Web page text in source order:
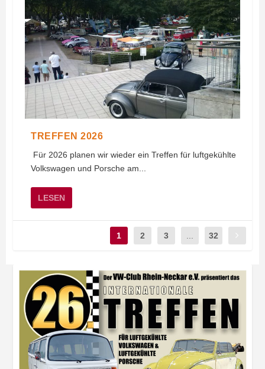
TREFFEN 2026
Für 2026 planen wir wieder ein Treffen für luftgekühlte
Volkswagen und Porsche am...
LESEN
1 2 3 32